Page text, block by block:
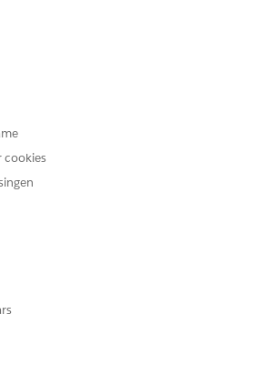
we kunnen doen om te verbeteren!
cookies